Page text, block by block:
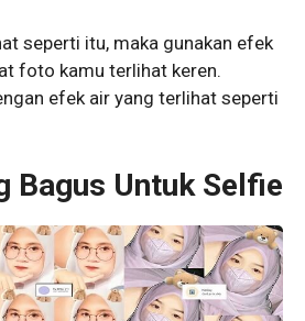
seperti itu, maka gunakan efek
foto kamu terlihat keren.
efek air yang terlihat seperti
Bagus Untuk Selfie